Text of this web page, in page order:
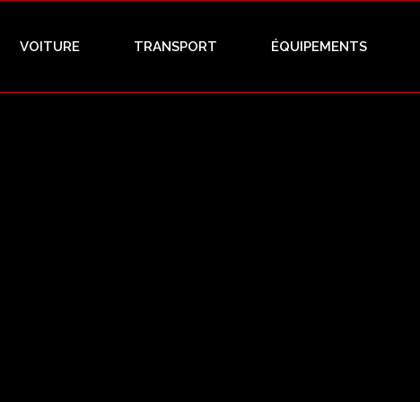
VOITURE TRANSPORT ÉQUIPEMENTS